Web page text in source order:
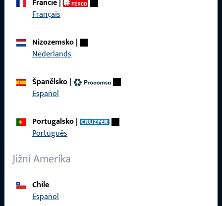
Francie|
Français
Nizozemsko|
Nederlands
Španělsko|
Español
Portugalsko|
Português
Jižní Amerika
Chile
Español
Reference